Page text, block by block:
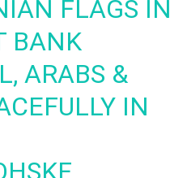
FLAGS IN
BANK
ARABS &
IN